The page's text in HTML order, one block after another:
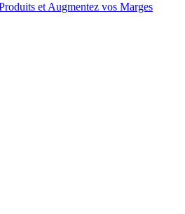
et Augmentez vos Marges